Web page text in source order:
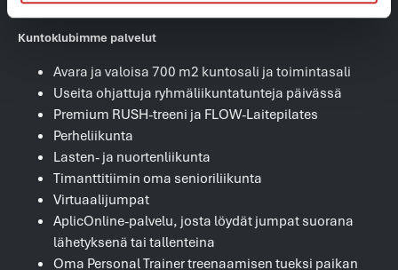
Kuntoklubimme palvelut
Avara ja valoisa 700 m2 kuntosali ja toimintasali
Useita ohjattuja ryhmäliikuntatunteja päivässä
Premium RUSH-treeni ja FLOW-Laitepilates
Perheliikunta
Lasten- ja nuortenliikunta
Timanttitiimin oma senioriliikunta
Virtuaalijumpat
AplicOnline-palvelu, josta löydät jumpat suorana
lähetyksenä tai tallenteina
Oma Personal Trainer treenaamisen tueksi paikan